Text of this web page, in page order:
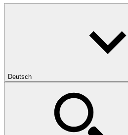
Deutsch